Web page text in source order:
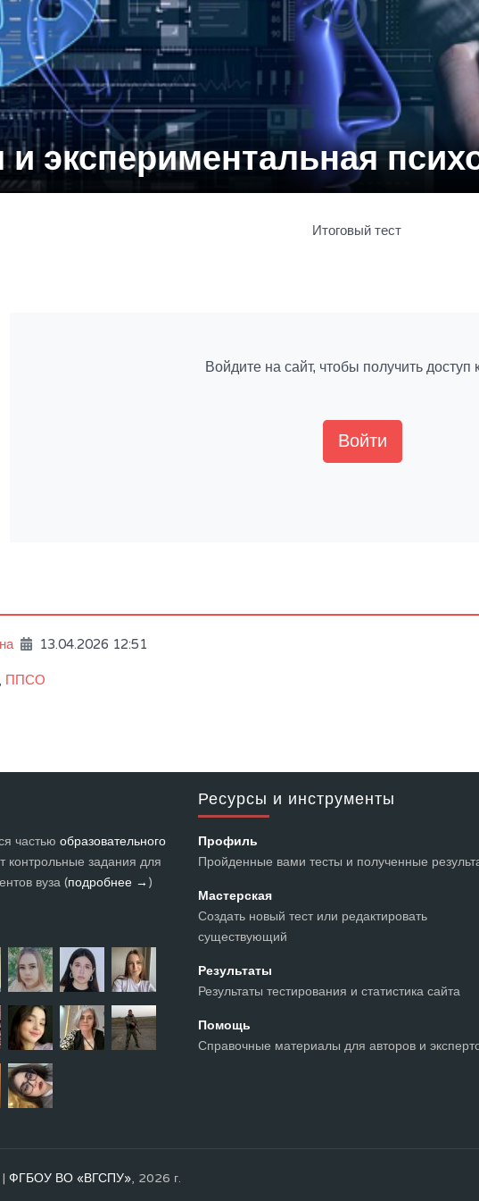
экспериментальная
Итоговый тест
Войдите на сайт, чтобы получить доступ
Войти
13.04.2026 12:51
ППСО
частьюобразовательного
задания для
вуза (подробнее → )
Ресурсы и инструменты
Профиль
Пройденные вами тесты и полученные
Мастерская
Создать новый тест или редактировать
существующий
Результаты
Результаты тестирования и статистика сайта
Помощь
Справочные материалы для авторов и
| ФГБОУ ВО «ВГСПУ», 2026 г.